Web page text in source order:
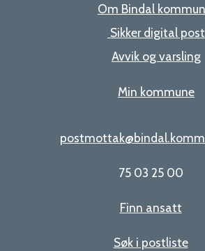
Om Bindal
Sikker digital post
Avvik og varsling
Min kommune
75 03 25 00
Finn ansatt
Søk i postliste